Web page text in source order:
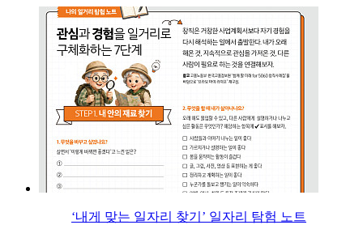
‘내게 맞는 일자리 찾기’ 일자리 탐험 노트